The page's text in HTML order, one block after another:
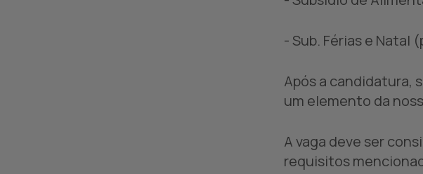
- Sub. Férias e Natal
Após a candidatura,
um elemento da
A vaga deve ser
requisitos